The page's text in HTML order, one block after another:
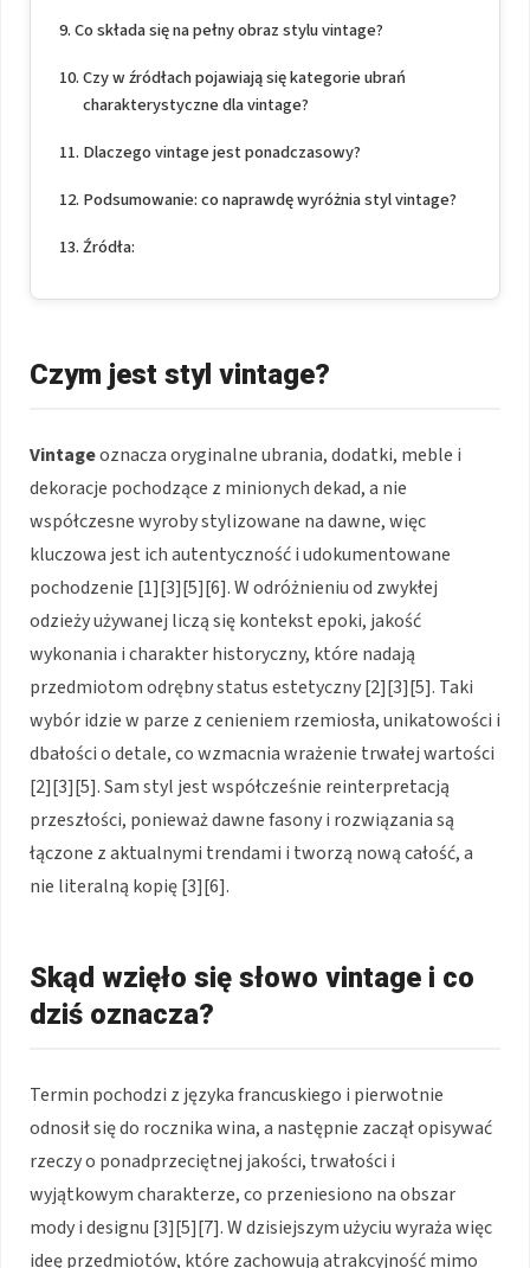
Co składa się na pełny obraz stylu vintage?
Czy w źródłach pojawiają się kategorie ubrań
charakterystyczne dla vintage?
Dlaczego vintage jest ponadczasowy?
Podsumowanie: co naprawdę wyróżnia styl vintage?
Źródła:
Czym jest styl vintage?
Vintageoznacza oryginalne ubrania, dodatki, meble i
dekoracje pochodzące z minionych dekad, a nie
współczesne wyroby stylizowane na dawne, więc
kluczowa jest ich autentyczność i udokumentowane
pochodzenie [1][3][5][6]. W odróżnieniu od zwykłej
odzieży używanej liczą się kontekst epoki, jakość
wykonania i charakter historyczny, które nadają
przedmiotom odrębny status estetyczny [2][3][5]. Taki
wybór idzie w parze z cenieniem rzemiosła, unikatowości i
dbałości o detale, co wzmacnia wrażenie trwałej wartości
[2][3][5]. Sam styl jest współcześnie reinterpretacją
przeszłości, ponieważ dawne fasony i rozwiązania są
łączone z aktualnymi trendami i tworzą nową całość, a
nie literalną kopię [3][6].
Skąd wzięło się słowo vintage i co
dziś oznacza?
Termin pochodzi z języka francuskiego i pierwotnie
odnosił się do rocznika wina, a następnie zaczął opisywać
rzeczy o ponadprzeciętnej jakości, trwałości i
wyjątkowym charakterze, co przeniesiono na obszar
mody i designu [3][5][7]. W dzisiejszym użyciu wyraża więc
ideę przedmiotów, które zachowują atrakcyjność mimo